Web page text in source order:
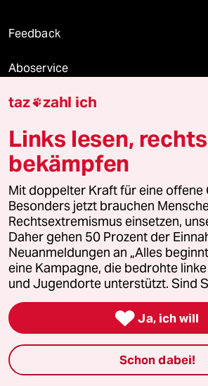
Feedback
Aboservice
ePaper Login
Downloads für Abonnierende
© 2026 taz Verlags und Vertriebs
Alle Rechte vorbehalten. Bei rechtlichen Fragen
wenden Sie sich bitte anlizenzen@taz.de
Feedback Redaktionsstatut
Leitlinie Informant Datenschutz
Seitenwende Einwilligungen
taz zahl ich
Links lesen, rechts
bekämpfen
Mit doppelter Kraft für eine offene
Besonders jetzt brauchen
Rechtsextremismus einsetzen,
Daher gehen 50 Prozent der
Neuanmeldungen an „Alles
eine Kampagne, die bedrohte
und Jugendorte unterstützt. Sind
 Ja, ich will
Schon dabei!